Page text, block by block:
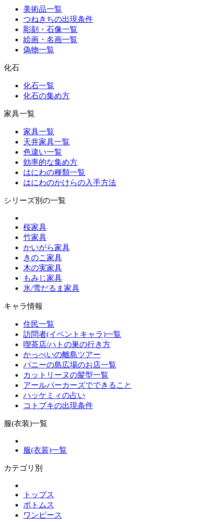
美術品一覧
つねきちの出現条件
彫刻・石像一覧
絵画・名画一覧
偽物一覧
化石
化石一覧
化石の集め方
家具一覧
家具一覧
天井家具一覧
色違い一覧
効率的な集め方
はにわの種類一覧
はにわのかけらの入手方法
シリーズ別の一覧
桜家具
竹家具
かいがら家具
きのこ家具
木の実家具
もみじ家具
氷/雪だるま家具
キャラ情報
住民一覧
訪問者(イベントキャラ)一覧
喫茶店/ハトの巣の行き方
かっぺいの離島ツアー
パニーの島広場のお店一覧
カットリーヌの髪型一覧
アールパーカーズでできること
ハッケミィの占い
コトブキの出現条件
服(衣装)一覧
服(衣装)一覧
カテゴリ別
トップス
ボトムス
ワンピース